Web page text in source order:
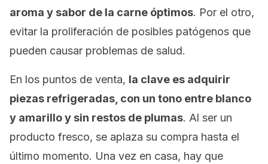
aroma y sabor de la carne óptimos. Por el otro,
evitar la proliferación de posibles patógenos que
pueden causar problemas de salud.
En los puntos de venta, la clave es adquirir
piezas refrigeradas, con un tono entre blanco
y amarillo y sin restos de plumas. Al ser un
producto fresco, se aplaza su compra hasta el
último momento. Una vez en casa, hay que